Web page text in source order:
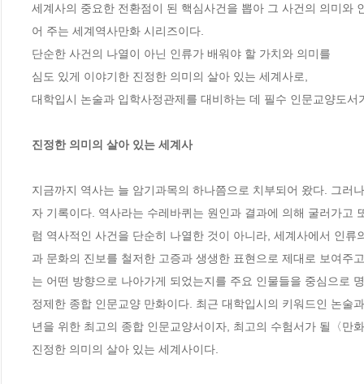
세계사의 중요한 전환점이 된 핵심사건을 뽑아 그 사건의 의미와
어 주는 세계역사만화 시리즈이다.
단순한 사건의 나열이 아닌 인류가 배워야 할 가치와 의미를
심도 있게 이야기한 진정한 의미의 살아 있는 세계사로,
대학입시 논술과 입학사정관제를 대비하는 데 필수 인문교양도서
진정한 의미의 살아 있는 세계사
지금까지 역사는 늘 암기과목의 하나쯤으로 치부되어 왔다. 그러
자 기록이다. 역사라는 수레바퀴는 원인과 결과에 의해 굴러가고
럼 역사적인 사건을 단순히 나열한 것이 아니라, 세계사에서 인
과 문화의 진보를 철저한 고증과 생생한 표현으로 제대로 보여주
는 어떤 방향으로 나아가게 되었는지를 주요 인물들을 중심으로
정제한 종합 인문교양 만화이다. 최근 대학입시의 키워드인 논술
년을 위한 최고의 종합 인문교양서이자, 최고의 수험서가 될〈만
진정한 의미의 살아 있는 세계사이다.